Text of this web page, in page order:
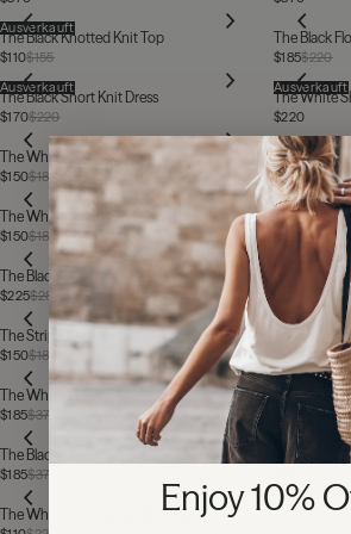
The Black Knotted Knit Top
$155
$110
Ausverkauft
The Black
$220
$185
The Black Short Knit Dress
$220
$170
Ausverkauft
The White
$220
Ausverkauft
The White Crochet Skirt
$185
$150
The White Crochet Camisole
$185
$150
The White
$280
$225
The Black Crochet Midi Dress
$280
$225
The White
$155
Ausverkauft
The Striped Asymmetrical Top
$185
$150
The Black
$185
$150
The White Open Longsleeve Dress
$370
$185
The Black
$220
The Black Open Longsleeve Dress
$370
$185
The
Ausverkauft
The White Short Linen Bat DressEnjoy 10%